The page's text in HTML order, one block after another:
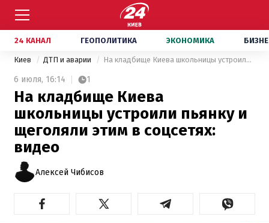
24 КАНАЛ ГЕОПОЛИТИКА ЭКОНОМИКА
Киев ДТП и аварии На кладбище Киева школьницы устроили пьянку и щеголяли этим в соцсетях: видео
6 июля, 16:14 1
На кладбище Киева
школьницы устроили пьянку и
щеголяли этим в соцсетях:
видео
Алексей Чибисов